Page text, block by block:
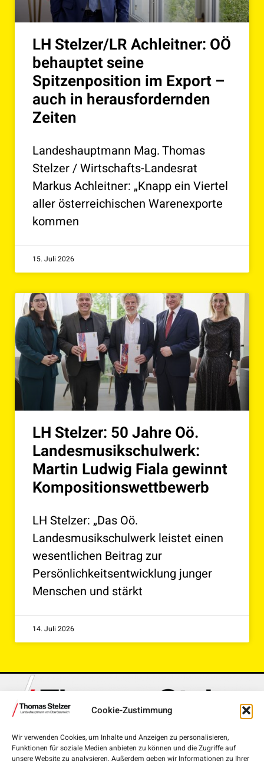
Cookie-Zustimmung
Wir verwenden Cookies, um Inhalte und Anzeigen zu personalisieren,
Funktionen für soziale Medien anbieten zu können und die Zugriffe auf
unsere Website zu analysieren. Außerdem geben wir Informationen zu Ihrer
LH Stelzer/LR Achleitner: OÖ
behauptet seine
Spitzenposition im Export –
auch in herausfordernden
Zeiten
Landeshauptmann Mag. Thomas
Stelzer / Wirtschafts-Landesrat
Markus Achleitner: „Knapp ein Viertel
aller österreichischen Warenexporte
kommen
15. Juli 2026
LH Stelzer: 50 Jahre Oö.
Landesmusikschulwerk:
Martin Ludwig Fiala gewinnt
Kompositionswettbewerb
LH Stelzer: „Das Oö.
Landesmusikschulwerk leistet einen
wesentlichen Beitrag zur
Persönlichkeitsentwicklung junger
Menschen und stärkt
14. Juli 2026
Landhausplatz 1, 4020 Linz